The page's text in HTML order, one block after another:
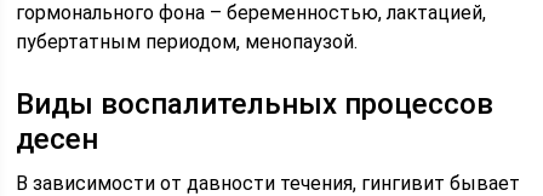
гормонального фона – беременностью, лактацией,
пубертатным периодом, менопаузой.
Виды воспалительных процессов
десен
В зависимости от давности течения, гингивит бывает